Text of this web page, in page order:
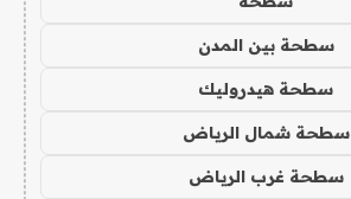
سطحة بين المدن
سطحة هيدروليك
سطحة شمال الرياض
سطحة غرب الرياض